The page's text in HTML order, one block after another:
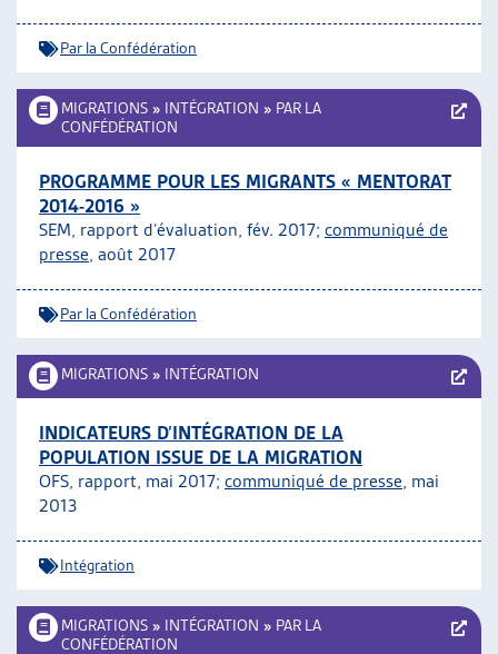
Par la Confédération
MIGRATIONS » INTÉGRATION » PAR LA
CONFÉDÉRATION
PROGRAMME POUR LES MIGRANTS « MENTORAT
2014-2016 »
SEM, rapport d’évaluation, fév. 2017; communiqué de
presse, août 2017
Par la Confédération
MIGRATIONS » INTÉGRATION
INDICATEURS D’INTÉGRATION DE LA
POPULATION ISSUE DE LA MIGRATION
OFS, rapport, mai 2017; communiqué de presse, mai
2013
Intégration
MIGRATIONS » INTÉGRATION » PAR LA
CONFÉDÉRATION